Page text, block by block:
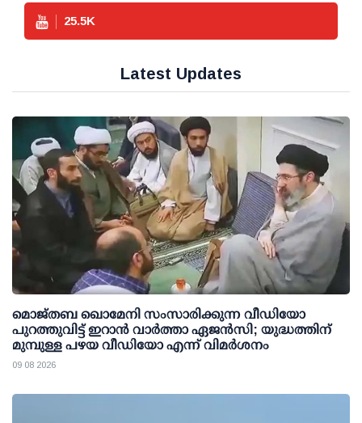
25.5K
Latest Updates
മൊജ്തബ ഖൊമേനി സംസാരിക്കുന്ന വീഡിയോ
പുറത്തുവിട്ട് ഇറാന്‍ വാര്‍ത്താ ഏജന്‍സി; യുദ്ധത്തിന്
മുമ്പുള്ള പഴയ വീഡിയോ എന്ന് വിമര്‍ശനം
09 08 2026